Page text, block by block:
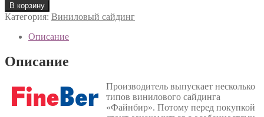
В корзину
Категория: Виниловый сайдинг
Описание
Описание
Производитель выпускает несколько
типов винилового сайдинга
«Файнбир». Потому перед покупкой